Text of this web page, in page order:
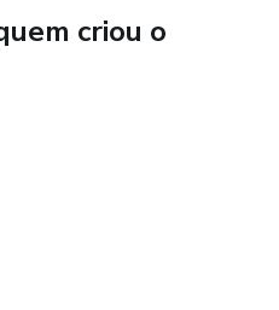
criou o